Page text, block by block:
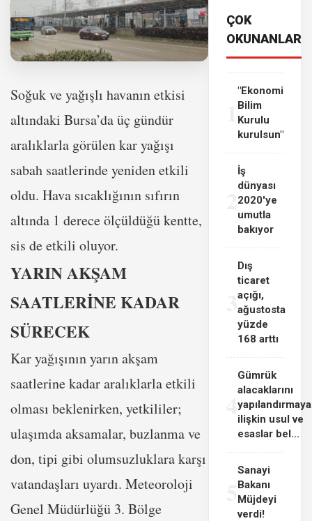
Soğuk ve yağışlı havanın etkisi
altındaki Bursa’da üç gündür
aralıklarla görülen kar yağışı
sabah saatlerinde yeniden etkili
oldu. Hava sıcaklığının sıfırın
altında 1 derece ölçüldüğü kentte,
sis de etkili oluyor.
YARIN AKŞAM
SAATLERİNE KADAR
SÜRECEK
Kar yağışının yarın akşam
saatlerine kadar aralıklarla etkili
olması beklenirken, yetkililer;
ulaşımda aksamalar, buzlanma ve
don, tipi gibi olumsuzluklara karşı
vatandaşları uyardı. Meteoroloji
Genel Müdürlüğü 3. Bölge
ÇOK
OKUNANLAR
"Ekonomi
Bilim
Kurulu
kurulsun"
İş
dünyası
2020'ye
umutla
bakıyor
3
Dış
ticaret
açığı,
ağustosta
yüzde
168 arttı
4
Gümrük
alacaklarını
yapılandırmaya
ilişkin usul ve
esaslar bel...
Sanayi
Bakanı
Müjdeyi
verdi!